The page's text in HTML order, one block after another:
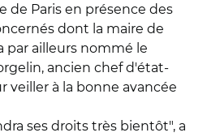
de Paris en présence des
dont la maire de
par ailleurs nommé le
ancien chef d'état-
veiller à la bonne avancée
ses droits très bientôt", a